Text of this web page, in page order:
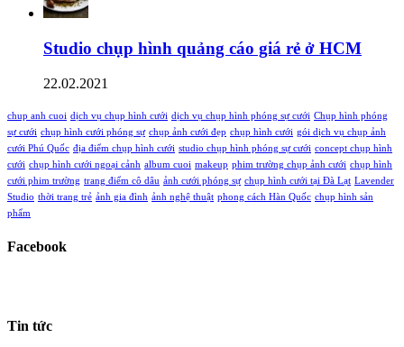
Studio chụp hình quảng cáo giá rẻ ở HCM
22.02.2021
chup anh cuoi dịch vụ chụp hình cưới dịch vụ chụp hình phóng sự cưới Chụp hình phóng
sự cưới chụp hình cưới phóng sự chụp ảnh cưới đẹp chụp hình cưới gói dịch vụ chụp ảnh
cưới Phú Quốc địa điểm chụp hình cưới studio chụp hình phóng sự cưới concept chụp hình
cưới chụp hình cưới ngoại cảnh album cuoi makeup phim trường chụp ảnh cưới chụp hình
cưới phim trường trang điểm cô dâu ảnh cưới phóng sự chụp hình cưới tại Đà Lạt Lavender
Studio thời trang trẻ ảnh gia đình ảnh nghệ thuật phong cách Hàn Quốc chụp hình sản
phẩm
Facebook
Tin tức